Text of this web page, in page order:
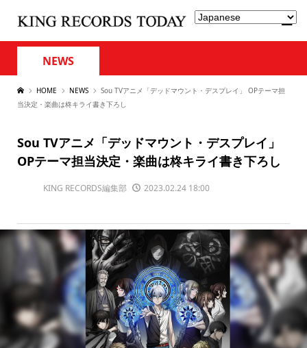
NEWS
HOME NEWS
Sou TVアニメ「デッドマウント・デスプレイ」 OPテーマ担
当決定・楽曲は柊キライ書き下ろし
Sou TVアニメ「デッドマウント・デスプレイ」
OPテーマ担当決定・楽曲は柊キライ書き下ろし
KING RECORDS編集部 2023.02.24 18:00